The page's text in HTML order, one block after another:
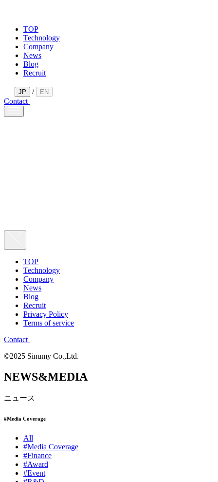
TOP
Technology
Company
News
Blog
Recruit
JP / EN
Contact
TOP
Technology
Company
News
Blog
Recruit
Privacy Policy
Terms of service
Contact
©2025 Sinumy Co.,Ltd.
NEWS&MEDIA
ニュース
#Media Coverage
All
#Media Coverage
#Finance
#Award
#Event